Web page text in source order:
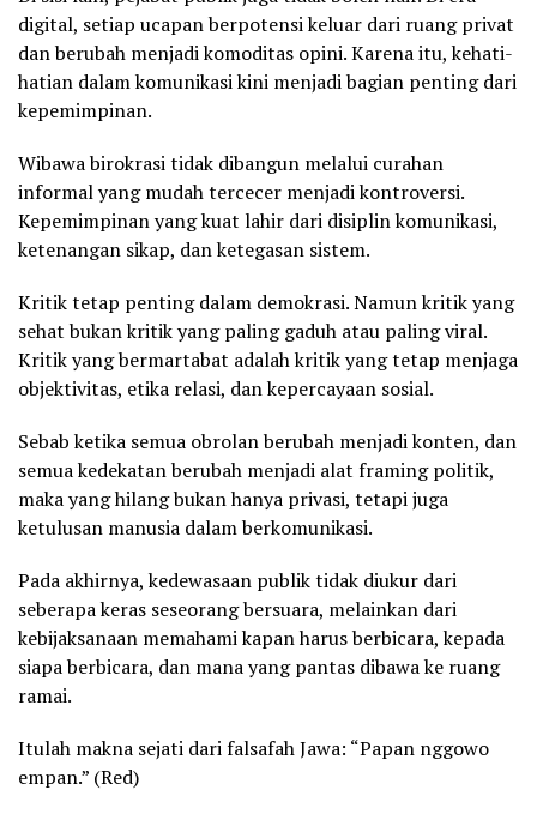
digital, setiap ucapan berpotensi keluar dari ruang privat
dan berubah menjadi komoditas opini. Karena itu, kehati-
hatian dalam komunikasi kini menjadi bagian penting dari
kepemimpinan.
Wibawa birokrasi tidak dibangun melalui curahan
informal yang mudah tercecer menjadi kontroversi.
Kepemimpinan yang kuat lahir dari disiplin komunikasi,
ketenangan sikap, dan ketegasan sistem.
Kritik tetap penting dalam demokrasi. Namun kritik yang
sehat bukan kritik yang paling gaduh atau paling viral.
Kritik yang bermartabat adalah kritik yang tetap menjaga
objektivitas, etika relasi, dan kepercayaan sosial.
Sebab ketika semua obrolan berubah menjadi konten, dan
semua kedekatan berubah menjadi alat framing politik,
maka yang hilang bukan hanya privasi, tetapi juga
ketulusan manusia dalam berkomunikasi.
Pada akhirnya, kedewasaan publik tidak diukur dari
seberapa keras seseorang bersuara, melainkan dari
kebijaksanaan memahami kapan harus berbicara, kepada
siapa berbicara, dan mana yang pantas dibawa ke ruang
ramai.
Itulah makna sejati dari falsafah Jawa: “Papan nggowo
empan.” (Red)